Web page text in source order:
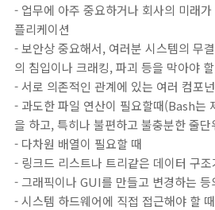
- 업무에 아주 중요하거나 회사의 미래
플리케이션
- 보안상 중요해서, 여러분 시스템의 무
의 침입이나 크래킹, 파괴 등을 막아야
- 서로 의존적인 관계에 있는 여러 컴포
- 과도한 파일 연산이 필요할때(Bash는
을 하고, 특히나 불편하고 불충분한 줄
- 다차원 배열이 필요할 때
- 링크드 리스트나 트리같은 데이터 구
- 그래픽이나 GUI를 만들고 변경하는 등
- 시스템 하드웨어에 직접 접근해야 할 때